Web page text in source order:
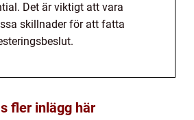
Det är viktigt att vara
skillnader för att fatta
fler inlägg här